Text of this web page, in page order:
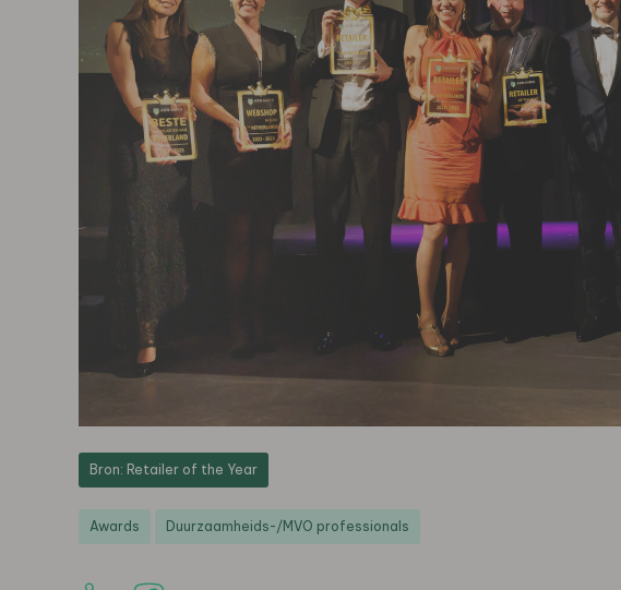
Bron: Retailer of the Year
Awards Duurzaamheids-/MVO professionals